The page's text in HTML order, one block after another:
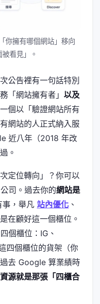
你擁有哪個網站」移向
被看見」。
公告裡有一句話特別
「網站擁有者」 以及
個以「驗證網站所有
網站的人正式納入服
近八年（2018 年改
。
定位轉向」？你可以
司。過去你的網站是
事，舉凡 站內優化 、
在顧好這一個櫃位。
個櫃位：IG、
四個櫃位的貨架（你
去 Google 算業績時
源就是那張「四櫃合